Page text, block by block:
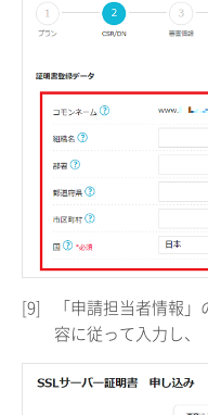
[9]
「申請担当者情報
容に従って入力し、